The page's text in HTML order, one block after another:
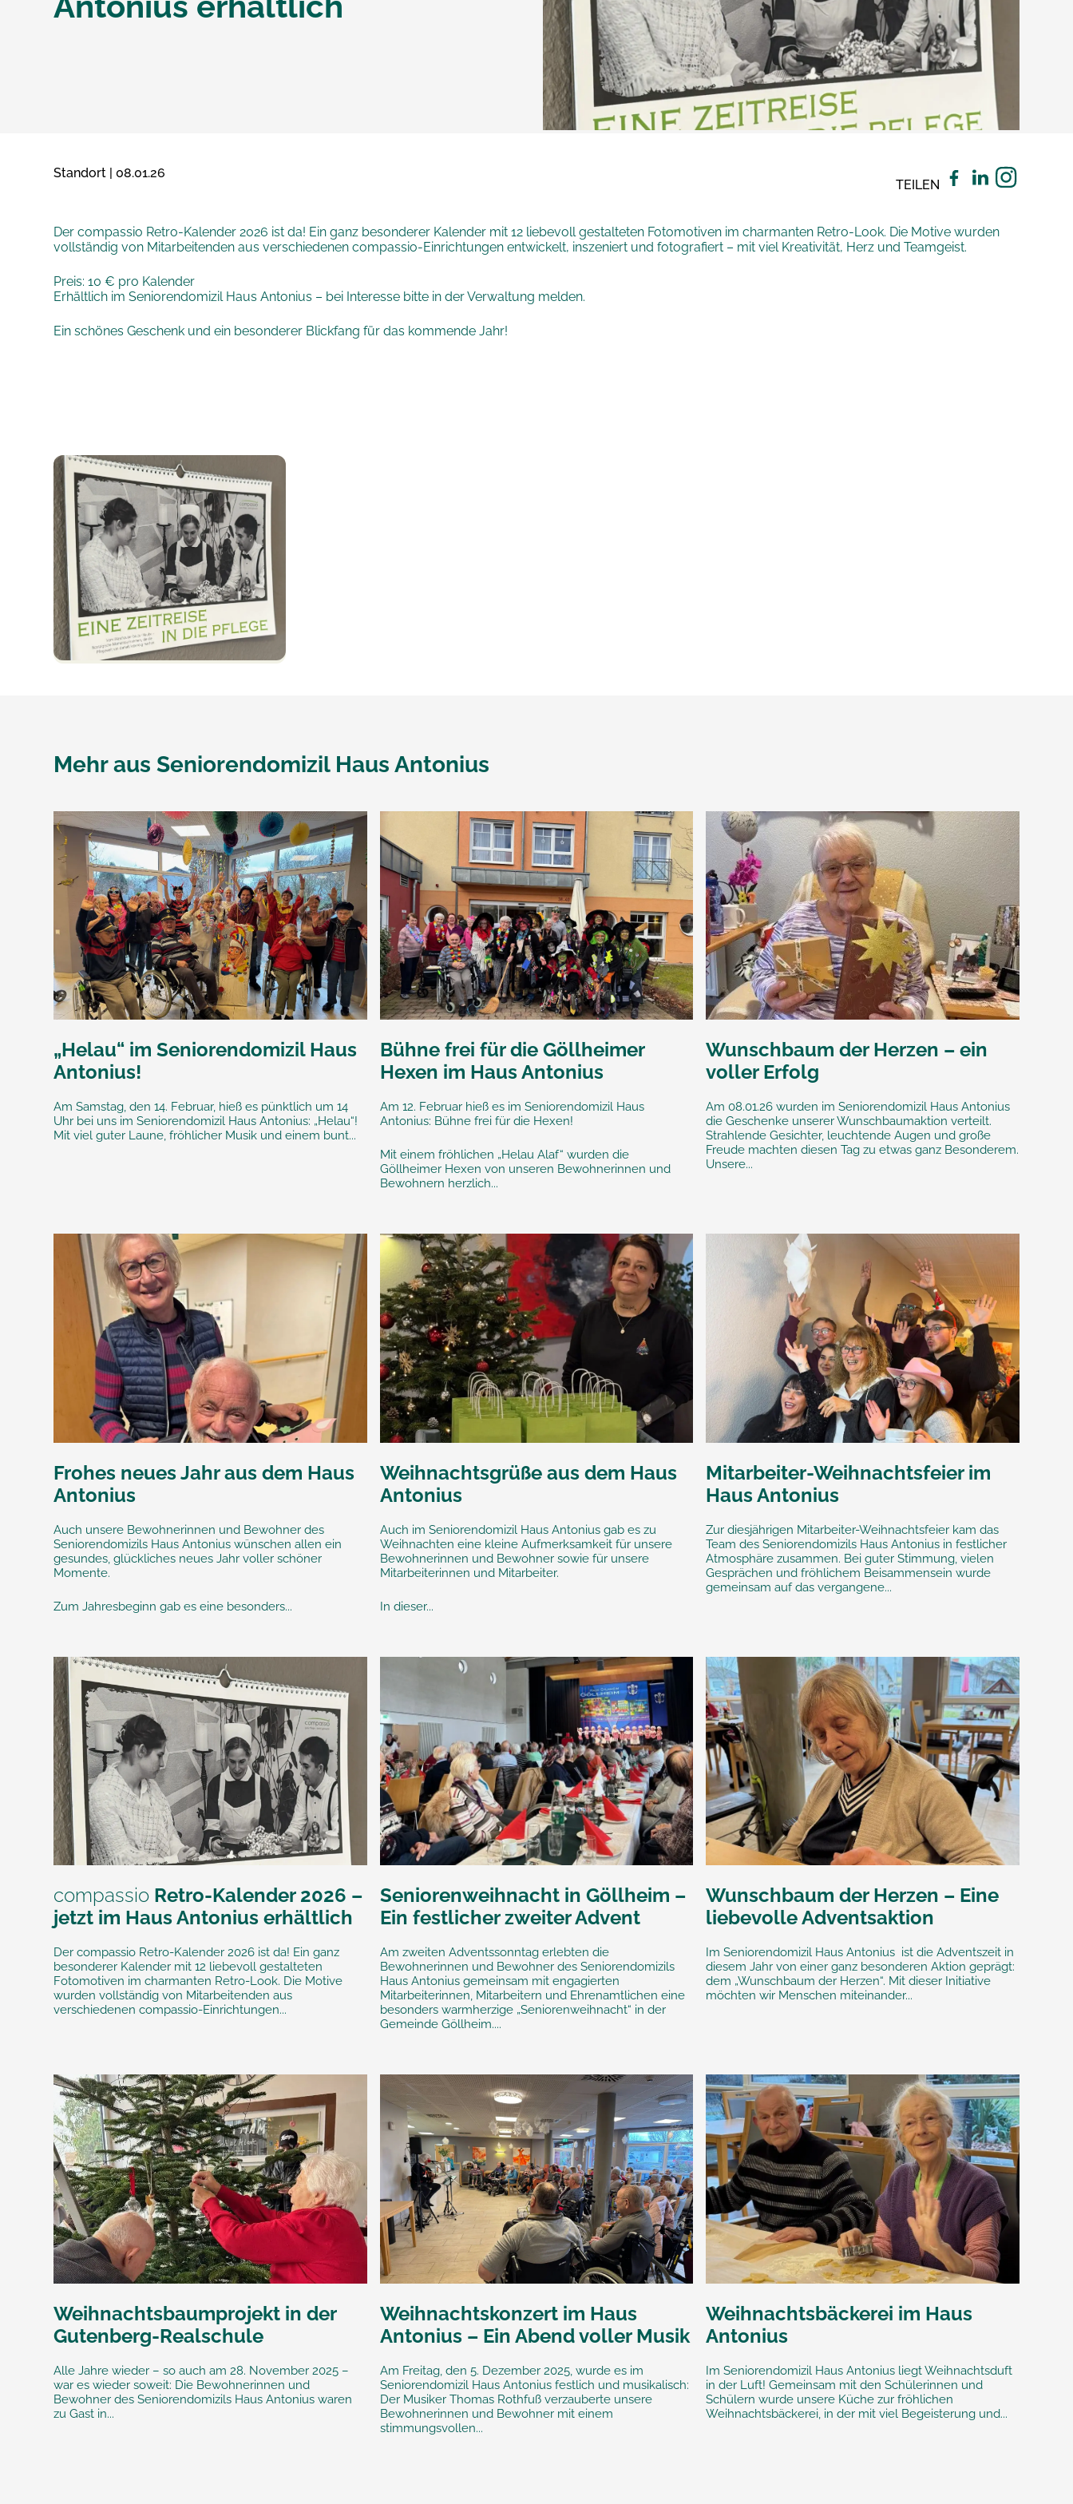
Standort | 08.01.26
TEILEN
Der compassio Retro-Kalender 2026 ist da! Ein ganz besonderer Kalender mit 12 liebevoll gestalteten Fotomotiven im charmanten Retro-Look. Die Motive wurden
vollständig von Mitarbeitenden aus verschiedenen compassio-Einrichtungen entwickelt, inszeniert und fotografiert – mit viel Kreativität, Herz und Teamgeist.
Preis: 10 € pro Kalender
Erhältlich im Seniorendomizil Haus Antonius – bei Interesse bitte in der Verwaltung melden.
Ein schönes Geschenk und ein besonderer Blickfang für das kommende Jahr!
Mehr ausSeniorendomizil Haus Antonius
„Helau“ im Seniorendomizil Haus
Antonius!
Am Samstag, den 14. Februar, hieß es pünktlich um 14
Uhr bei uns im Seniorendomizil Haus Antonius: „Helau“!
Mit viel guter Laune, fröhlicher Musik und einem bunt...
Bühne frei für die Göllheimer
Hexen im Haus Antonius
Am 12. Februar hieß es im Seniorendomizil Haus
Antonius: Bühne frei für die Hexen!
Mit einem fröhlichen „Helau Alaf“ wurden die
Göllheimer Hexen von unseren Bewohnerinnen und
Bewohnern herzlich...
Wunschbaum der Herzen – ein
voller Erfolg
Am 08.01.26 wurden im Seniorendomizil Haus Antonius
die Geschenke unserer Wunschbaumaktion verteilt.
Strahlende Gesichter, leuchtende Augen und große
Freude machten diesen Tag zu etwas ganz Besonderem.
Unsere...
Frohes neues Jahr aus dem Haus
Antonius
Auch unsere Bewohnerinnen und Bewohner des
Seniorendomizils Haus Antonius wünschen allen ein
gesundes, glückliches neues Jahr voller schöner
Momente.
Zum Jahresbeginn gab es eine besonders...
Weihnachtsgrüße aus dem Haus
Antonius
Auch im Seniorendomizil Haus Antonius gab es zu
Weihnachten eine kleine Aufmerksamkeit für unsere
Bewohnerinnen und Bewohner sowie für unsere
Mitarbeiterinnen und Mitarbeiter.
In dieser...
Mitarbeiter-Weihnachtsfeier im
Haus Antonius
Zur diesjährigen Mitarbeiter-Weihnachtsfeier kam das
Team des Seniorendomizils Haus Antonius in festlicher
Atmosphäre zusammen. Bei guter Stimmung, vielen
Gesprächen und fröhlichem Beisammensein wurde
gemeinsam auf das vergangene...
compassio Retro-Kalender 2026 –
jetzt im Haus Antonius erhältlich
Der compassio Retro-Kalender 2026 ist da! Ein ganz
besonderer Kalender mit 12 liebevoll gestalteten
Fotomotiven im charmanten Retro-Look. Die Motive
wurden vollständig von Mitarbeitenden aus
verschiedenen compassio-Einrichtungen...
Seniorenweihnacht in Göllheim –
Ein festlicher zweiter Advent
Am zweiten Adventssonntag erlebten die
Bewohnerinnen und Bewohner des Seniorendomizils
Haus Antonius gemeinsam mit engagierten
Mitarbeiterinnen, Mitarbeitern und Ehrenamtlichen eine
besonders warmherzige „Seniorenweihnacht“ in der
Gemeinde Göllheim....
Wunschbaum der Herzen – Eine
liebevolle Adventsaktion
Im Seniorendomizil Haus Antonius ist die Adventszeit in
diesem Jahr von einer ganz besonderen Aktion geprägt:
dem „Wunschbaum der Herzen“. Mit dieser Initiative
möchten wir Menschen miteinander...
Weihnachtsbaumprojekt in der
Gutenberg-Realschule
Alle Jahre wieder – so auch am 28. November 2025 –
war es wieder soweit: Die Bewohnerinnen und
Bewohner des Seniorendomizils Haus Antonius waren
zu Gast in...
Weihnachtskonzert im Haus
Antonius – Ein Abend voller Musik
Am Freitag, den 5. Dezember 2025, wurde es im
Seniorendomizil Haus Antonius festlich und musikalisch:
Der Musiker Thomas Rothfuß verzauberte unsere
Bewohnerinnen und Bewohner mit einem
stimmungsvollen...
Weihnachtsbäckerei im Haus
Antonius
Im Seniorendomizil Haus Antonius liegt Weihnachtsduft
in der Luft! Gemeinsam mit den Schülerinnen und
Schülern wurde unsere Küche zur fröhlichen
Weihnachtsbäckerei, in der mit viel Begeisterung und...